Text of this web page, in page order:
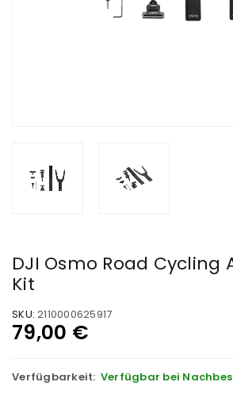
DJI Osmo Road Cycling
Kit
SKU: 2110000625917
79,00 €
Verfügbarkeit: Verfügbar bei